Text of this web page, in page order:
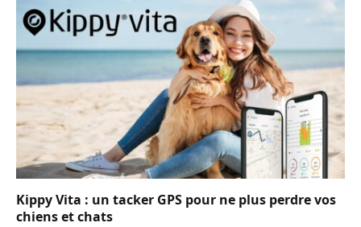
Kippy Vita : un tacker GPS pour ne plus perdre vos
chiens et chats